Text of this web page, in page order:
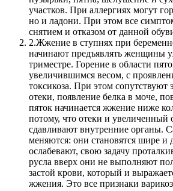
участков. При аллергиях могут
но и ладони. При этом все
снятием и отказом от данной
2.Жжение в ступнях при
начинают предъявлять женщины
триместре. Горение в области
увеличившимся весом, с
токсикоза. При этом сопутствуют
отеки, появление белка в моче,
пяток начинается жжение ниже
потому, что отеки и увеличенный
сдавливают внутренние органы.
меняются: они становятся шире и
ослабевают, свою задачу
русла вверх они не выполняют
застой крови, который и
жжения. Это все признаки